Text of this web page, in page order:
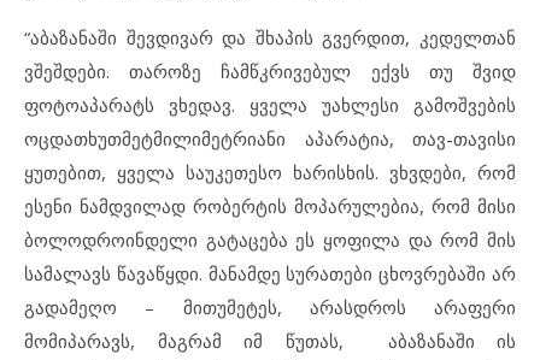
“აბაზანაში შევდივარ და შხაპის გვერდით, კედელთან
ვშეშდები. თაროზე ჩამწკრივებულ ექვს თუ შვიდ
ფოტოაპარატს ვხედავ. ყველა უახლესი გამოშვების
ოცდათხუთმეტმილიმეტრიანი აპარატია, თავ-თავისი
ყუთებით, ყველა საუკეთესო ხარისხის. ვხვდები, რომ
ესენი ნამდვილად რობერტის მოპარულებია, რომ მისი
ბოლოდროინდელი გატაცება ეს ყოფილა და რომ მის
სამალავს წავაწყდი. მანამდე სურათები ცხოვრებაში არ
გადამეღო – მითუმეტეს, არასდროს არაფერი
მომიპარავს, მაგრამ იმ წუთას, აბაზანაში ის